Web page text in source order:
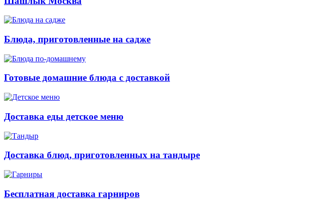
Блюда, приготовленные на садже
Готовые домашние блюда с доставкой
Доставка еды детское меню
Доставка блюд, приготовленных на тандыре
Бесплатная доставка гарниров